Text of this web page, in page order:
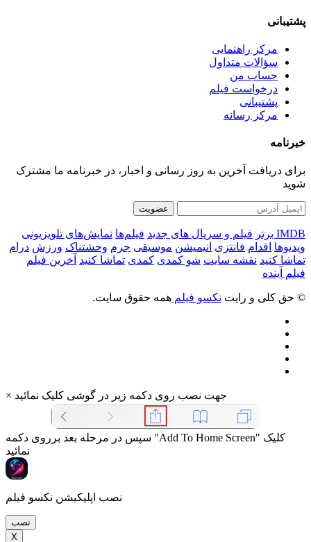
پشتیبانی
مرکز راهنمایی
سؤالات متداول
حساب من
درخواست فیلم
پشتیبانی
مرکز رسانه
خبرنامه
برای دریافت آخرین به روز رسانی و اخبار، در خبرنامه ما مشترک
شوید
عضویت
IMDB برتر فیلم و سریال های جدید فیلم‌ها نمایش‌های تلویزیونی
ویدیوها اقدام فانتزی انیمیشن موسیقی جرم وحشتناک ورزش درام
تماشا کنید نقشه سایت شو کمدی کمدی تماشا کنید آخرین فیلم
فیلم آینده
© حق کلی و رایت نکسو فیلم همه حقوق سایت.
× جهت نصب روی دکمه زیر در گوشی کلیک نمائید
سپس در مرحله بعد برروی دکمه "Add To Home Screen" کلیک
نمائید
نصب اپلیکیشن نکسو فیلم
نصب
X